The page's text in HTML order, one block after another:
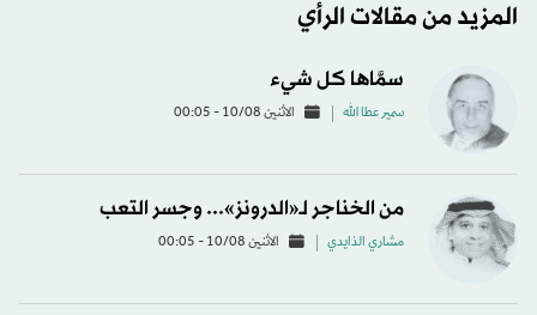
المزيد من مقالات الرأي
سمَّاها كل شيء
سمير عطا الله الاثنين 10/08 - 00:05
من الخناجر لـ«الدرونز»... وجسر التعب
مشاري الذايدي الاثنين 10/08 - 00:05